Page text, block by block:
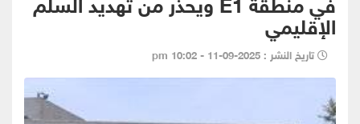
الإقليمي
تاريخ النشر : 2025-09-11 - 10:02 pm